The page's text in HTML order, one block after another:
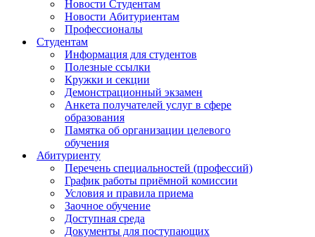
Новости Студентам
Новости Абитуриентам
Профессионалы
Студентам
Информация для студентов
Полезные ссылки
Кружки и секции
Демонстрационный экзамен
Анкета получателей услуг в сфере
образования
Памятка об организации целевого
обучения
Абитуриенту
Перечень специальностей (профессий)
График работы приёмной комиссии
Условия и правила приема
Заочное обучение
Доступная среда
Документы для поступающих